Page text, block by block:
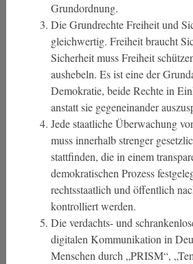
Grundordnung.
Die Grundrechte Freiheit und
gleichwertig. Freiheit braucht
Sicherheit muss Freiheit
aushebeln. Es ist eine der
Demokratie, beide Rechte in
anstatt sie gegeneinander
Jede staatliche Überwachung
muss innerhalb strenger
stattfinden, die in einem
demokratischen Prozess
rechtsstaatlich und öffentlich
kontrolliert werden.
Die verdachts- und
digitalen Kommunikation in
Menschen durch „PRISM“,